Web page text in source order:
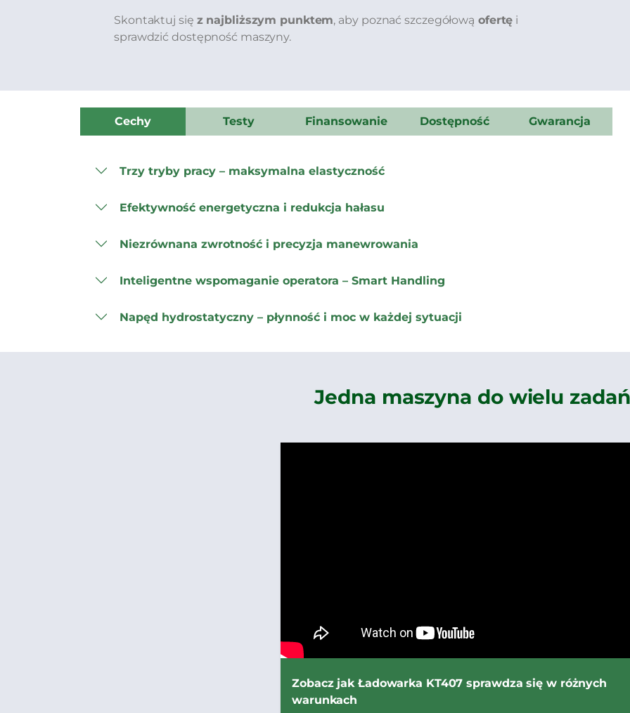
Skontaktuj się z najbliższym punktem, aby poznać szczegółową ofertę i
sprawdzić dostępność maszyny.
Cechy Testy Finansowanie Dostępność Gwarancja
Trzy tryby pracy – maksymalna elastyczność
Efektywność energetyczna i redukcja hałasu
Niezrównana zwrotność i precyzja manewrowania
Inteligentne wspomaganie operatora – Smart Handling
Napęd hydrostatyczny – płynność i moc w każdej sytuacji
Jedna maszyna do wielu zadań
Zobacz jak Ładowarka KT407 sprawdza się w różnych
warunkach